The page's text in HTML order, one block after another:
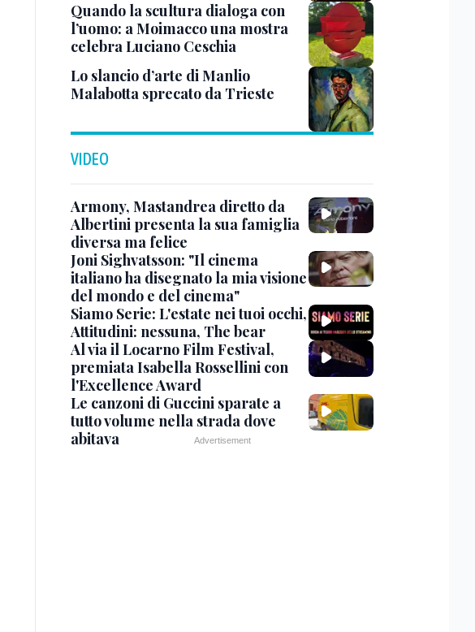
Quando la scultura dialoga con
l’uomo: a Moimacco una mostra
celebra Luciano Ceschia
Lo slancio d’arte di Manlio
Malabotta sprecato da Trieste
VIDEO
Armony, Mastandrea diretto da
Albertini presenta la sua famiglia
diversa ma felice
Joni Sighvatsson: "Il cinema
italiano ha disegnato la mia visione
del mondo e del cinema"
Siamo Serie: L'estate nei tuoi occhi,
Attitudini: nessuna, The bear
Al via il Locarno Film Festival,
premiata Isabella Rossellini con
l'Excellence Award
Le canzoni di Guccini sparate a
tutto volume nella strada dove
abitava